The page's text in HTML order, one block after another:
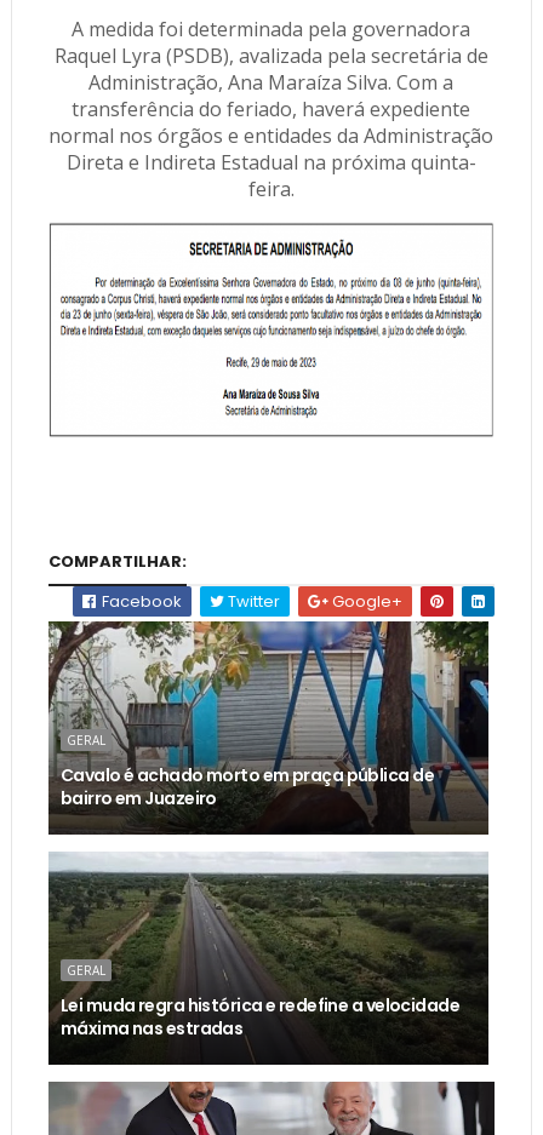
A medida foi determinada pela governadora
Raquel Lyra (PSDB), avalizada pela secretária de
Administração, Ana Maraíza Silva. Com a
transferência do feriado, haverá expediente
normal nos órgãos e entidades da Administração
Direta e Indireta Estadual na próxima quinta-
feira.
COMPARTILHAR:
Facebook
Twitter Google+
GERAL
Cavalo é achado morto em praça pública de
bairro em Juazeiro
GERAL
Lei muda regra histórica e redefine a velocidade
máxima nas estradas